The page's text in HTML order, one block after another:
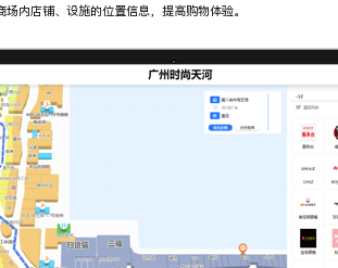
场内店铺、设施的位置信息，提高购物体验。